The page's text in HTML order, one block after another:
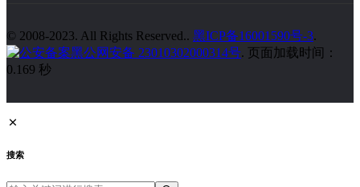
© 2008-2023. All Rights Reserved.. 黑ICP备16001590号-3.
黑公网安备 23010302000314号. 页面加载时间：
0.169 秒
搜索